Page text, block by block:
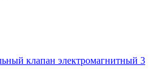
клапан электромагнитный 3